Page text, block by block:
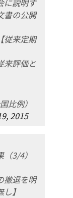
に説明す
書の公開
従来定期
来評価と
比例）
2015
3/4）
撤退を明
】